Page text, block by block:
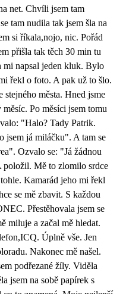
net. Chvíli jsem tam
tam nudila tak jsem šla na
si říkala,nojo, nic. Pořád
přišla tak těch 30 min tu
mi napsal jeden kluk. Bylo
řekl o foto. A pak už to šlo.
města. Hned jsme
Po měsíci jsem tomu
"Halo? Tady Patrik.
jsem já miláčku". A tam se
Ozvalo se: "Já žádnou
položil. Mě to zlomilo srdce
Kamarád jeho mi řekl
se mě zbavit. S každou
Přestěhovala jsem se
miluje a začal mě hledat.
Úplně vše. Jen
Nakonec mě našel.
podřezané žíly. Viděla
jsem na sobě papírek s